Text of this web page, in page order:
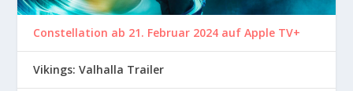
Constellation ab 21. Februar 2024 auf Apple TV+
Vikings: Valhalla Trailer